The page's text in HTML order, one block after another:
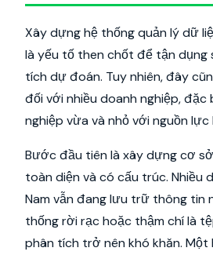
Xây dựng hệ thống quản lý dữ
là yếu tố then chốt để tận dụng
tích dự đoán. Tuy nhiên, đây
đối với nhiều doanh nghiệp, đặc
nghiệp vừa và nhỏ với nguồn lực
Bước đầu tiên là xây dựng cơ
toàn diện và có cấu trúc. Nhiều
Nam vẫn đang lưu trữ thông tin
thống rời rạc hoặc thậm chí là
phân tích trở nên khó khăn. Một